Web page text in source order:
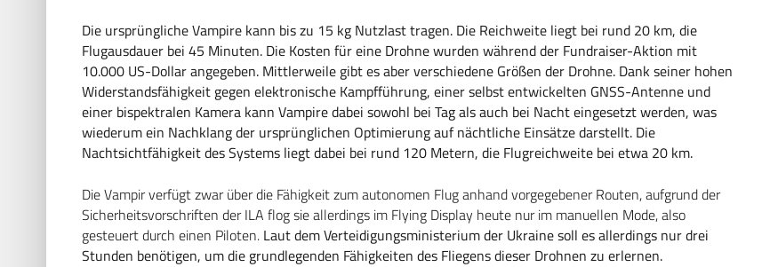
Die ursprüngliche Vampire kann bis zu 15 kg Nutzlast tragen. Die Reichweite liegt bei rund 20 km, die
Flugausdauer bei 45 Minuten. Die Kosten für eine Drohne wurden während der Fundraiser-Aktion mit
10.000 US-Dollar angegeben. Mittlerweile gibt es aber verschiedene Größen der Drohne. Dank seiner hohen
Widerstandsfähigkeit gegen elektronische Kampfführung, einer selbst entwickelten GNSS-Antenne und
einer bispektralen Kamera kann Vampire dabei sowohl bei Tag als auch bei Nacht eingesetzt werden, was
wiederum ein Nachklang der ursprünglichen Optimierung auf nächtliche Einsätze darstellt. Die
Nachtsichtfähigkeit des Systems liegt dabei bei rund 120 Metern, die Flugreichweite bei etwa 20 km.
Die Vampir verfügt zwar über die Fähigkeit zum autonomen Flug anhand vorgegebener Routen, aufgrund der
Sicherheitsvorschriften der ILA flog sie allerdings im Flying Display heute nur im manuellen Mode, also
gesteuert durch einen Piloten. Laut dem Verteidigungsministerium der Ukraine soll es allerdings nur drei
Stunden benötigen, um die grundlegenden Fähigkeiten des Fliegens dieser Drohnen zu erlernen.